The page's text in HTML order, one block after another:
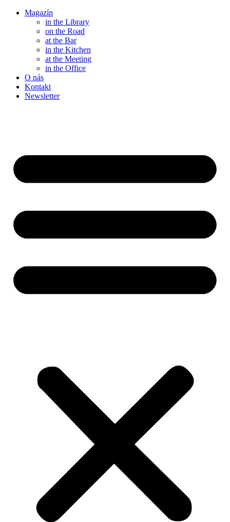
Magazín
in the Library
on the Road
at the Bar
in the Kitchen
at the Meeting
in the Office
O nás
Kontakt
Newsletter